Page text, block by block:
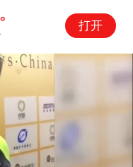
打开